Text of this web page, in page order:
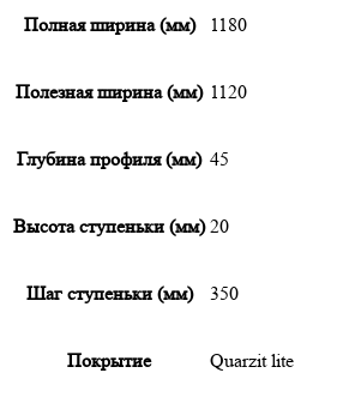
Полная ширина (мм) 1180
Полезная ширина (мм) 1120
Глубина профиля (мм) 45
Высота ступеньки (мм) 20
Шаг ступеньки (мм) 350
Покрытие Quarzit lite